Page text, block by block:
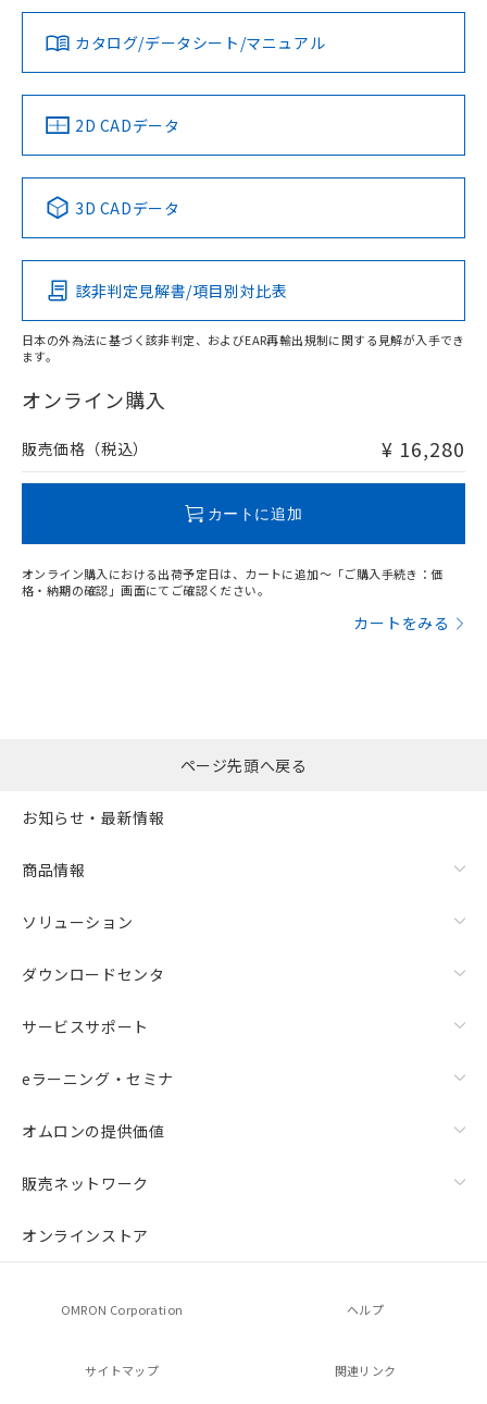
タイムチャート
上、n: 30mm以上
検出領域
ダウンロードデータをご利用いただく前に、以下を必ずお読
みください。
ソフトウェアの使用条件
対応済み
中国 RoHS 注意事項・凡例
Pb Hg Cd Cr(VI)
O
在庫等で未対応品が混在する可能性があります。
問い合わせください。
LR型式承認
（イギリス
船舶規格）
DNV型式承認
（ノルウェー
BV型式承認
（フランス
KR型式
（韓国
No No No No
この製品の規格認証/適合状況ページへ
その他の認証はこちらのページからご検索ください
カタログ/データシート/マニュアル
2D CADデータ
3D CADデータ
該非判定見解書/項目別対比表
日本の外為法に基づく該非判定、およびEAR再輸出規制に関する見解が入手でき
ます。
オンライン購入
販売価格（税込） ¥ 16,280
カートに追加
オンライン購入における出荷予定日は、カートに追加～「ご購入手続き：価
格・納期の確認」画面にてご確認ください。
カートをみる
ページ先頭へ戻る
お知らせ・最新情報
商品情報
ソリューション
ダウンロードセンタ
サービスサポート
eラーニング・セミナ
オムロンの提供価値
販売ネットワーク
オンラインストア
OMRON Corporation ヘルプ
サイトマップ 関連リンク